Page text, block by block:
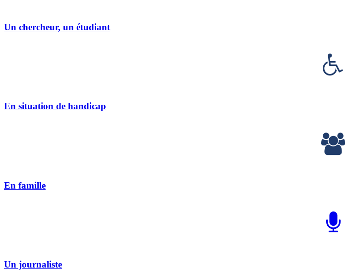
Un chercheur, un étudiant
En situation de handicap
En famille
Un journaliste